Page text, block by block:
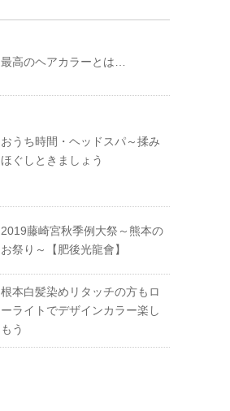
最高のヘアカラーとは…
おうち時間・ヘッドスパ～揉み
ほぐしときましょう
2019藤崎宮秋季例大祭～熊本の
お祭り～【肥後光龍會】
根本白髪染めリタッチの方もロ
ーライトでデザインカラー楽し
もう